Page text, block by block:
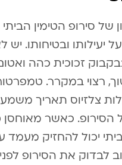
של סירופ הטימין
יעילותו ובטיחותו.
זכוכית כהה
רצוי במקרר.
מעלות צלזיוס תאריך
כאשר מאוחסן
יכול להחזיק מעמד
לבדוק את הסירופ